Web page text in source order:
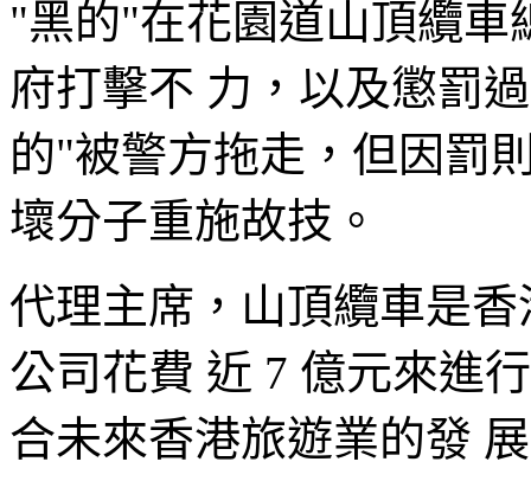
"黑的"在花園道山頂纜車
府打擊不 力，以及懲罰
的"被警方拖走，但因罰
壞分子重施故技。
代理主席，山頂纜車是
公司花費 近 7 億元來進
合未來香港旅遊業的發